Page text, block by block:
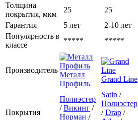
Толщина
покрытия, мкм
25 25
Гарантия
5 лет 2-10 лет
Популярность в
классе
***** *****
Производитель
Металл
Профиль
Grand Line
Покрытия
Полиэстер
/Викинг /
Норман /
Satin /
Полиэстер
/Drap /